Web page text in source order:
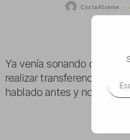
CostaXtreme ·
Ya venía sonando desde
realizar transferencias o
hablado antes y no el